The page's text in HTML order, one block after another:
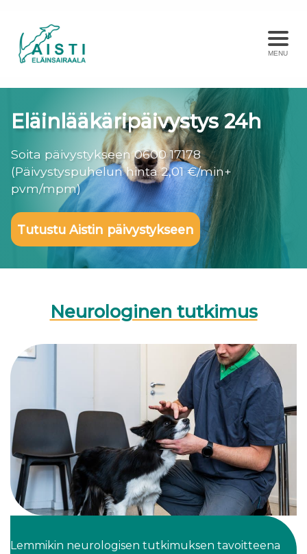
MENU
Eläinlääkäripäivystys 24h
Soita päivystykseen 0600 17178
(Päivystyspuhelun hinta 2,01 €/min+
pvm/mpm)
Tutustu Aistin päivystykseen
Neurologinen tutkimus
Lemmikin neurologisen tutkimuksen tavoitteena